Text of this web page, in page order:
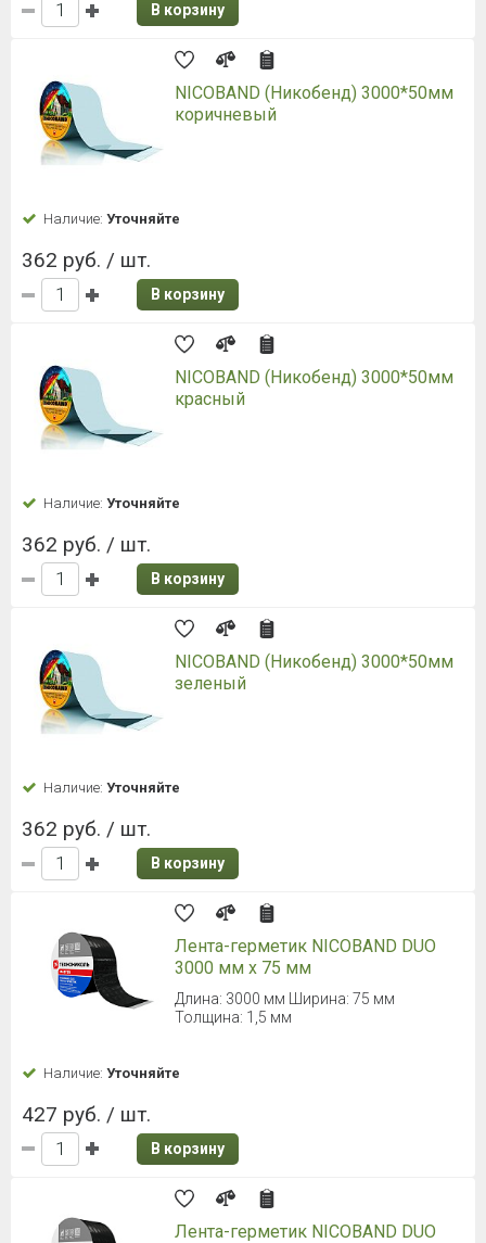
В корзину
NICOBAND (Никобенд) 3000*50мм
коричневый
Наличие: Уточняйте
362 руб. / шт.
В корзину
NICOBAND (Никобенд) 3000*50мм
красный
Наличие: Уточняйте
362 руб. / шт.
В корзину
NICOBAND (Никобенд) 3000*50мм
зеленый
Наличие: Уточняйте
362 руб. / шт.
В корзину
Лента-герметик NICOBAND DUO
3000 мм х 75 мм
Длина: 3000 мм Ширина: 75 мм
Толщина: 1,5 мм
Наличие: Уточняйте
427 руб. / шт.
В корзину
Лента-герметик NICOBAND DUO